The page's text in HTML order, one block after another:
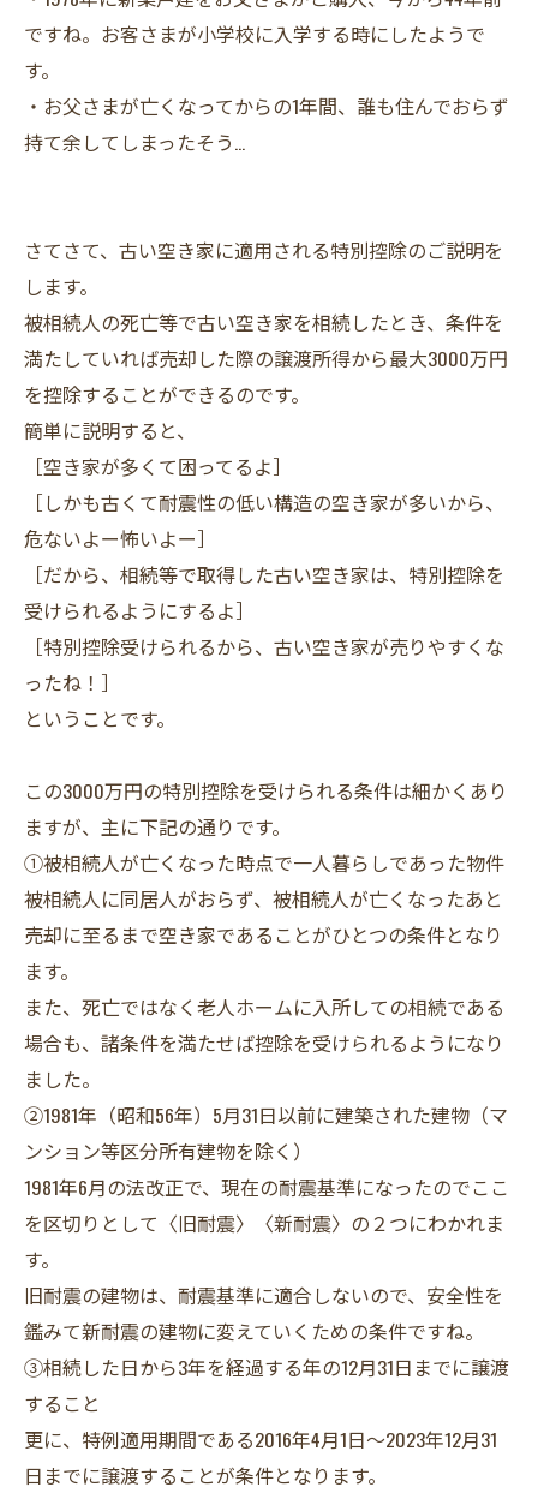
ですね。お客さまが小学校に入学する時にしたようで
す。
・お父さまが亡くなってからの1年間、誰も住んでおらず
持て余してしまったそう…
さてさて、古い空き家に適用される特別控除のご説明を
します。
被相続人の死亡等で古い空き家を相続したとき、条件を
満たしていれば売却した際の譲渡所得から最大3000万円
を控除することができるのです。
簡単に説明すると、
［空き家が多くて困ってるよ］
［しかも古くて耐震性の低い構造の空き家が多いから、
危ないよー怖いよー］
［だから、相続等で取得した古い空き家は、特別控除を
受けられるようにするよ］
［特別控除受けられるから、古い空き家が売りやすくな
ったね！］
ということです。
この3000万円の特別控除を受けられる条件は細かくあり
ますが、主に下記の通りです。
①被相続人が亡くなった時点で一人暮らしであった物件
被相続人に同居人がおらず、被相続人が亡くなったあと
売却に至るまで空き家であることがひとつの条件となり
ます。
また、死亡ではなく老人ホームに入所しての相続である
場合も、諸条件を満たせば控除を受けられるようになり
ました。
②1981年（昭和56年）5月31日以前に建築された建物（マ
ンション等区分所有建物を除く）
1981年6月の法改正で、現在の耐震基準になったのでここ
を区切りとして〈旧耐震〉〈新耐震〉の２つにわかれま
す。
旧耐震の建物は、耐震基準に適合しないので、安全性を
鑑みて新耐震の建物に変えていくための条件ですね。
③相続した日から3年を経過する年の12月31日までに譲渡
すること
更に、特例適用期間である2016年4月1日〜2023年12月31
日までに譲渡することが条件となります。